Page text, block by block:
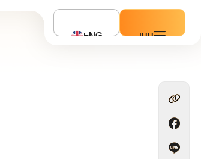
ENG เมนู